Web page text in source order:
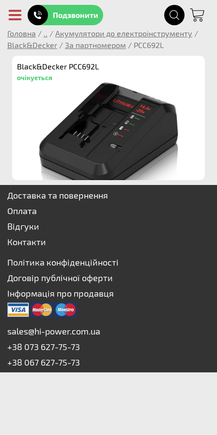
Подзвонити
Головна / .. / Акумулятори до електроінструменту /
Black&Decker / За партномером / PCC692L
Black&Decker PCC692L
очікується
Доставка та повернення
Оплата
Відгуки
Контакти
Політика конфіденційності
Договір публічної оферти
Інформація про продавця
sales@hi-power.com.ua
+38 073 627-75-73
+38 067 627-75-73